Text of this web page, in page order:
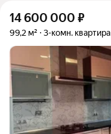
14 600 000 ₽
99,2 м² 3-комн. квартира